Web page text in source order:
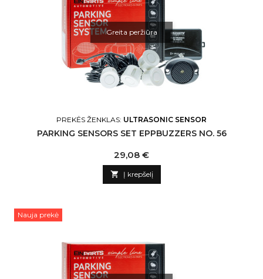
Greita peržiūra
PREKĖS ŽENKLAS: ULTRASONIC SENSOR
PARKING SENSORS SET EPPBUZZERS NO. 56
Kaina
29,08 €
 Į krepšelį
Nauja prekė